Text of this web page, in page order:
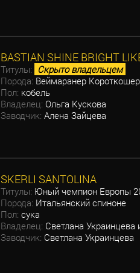
BASTIAN SHINE BRIGHT
Титулы: Скрыто владельцем
Порода: Веймаранер
Пол: кобель
Владелец: Ольга Кускова
Заводчик: Алена Зайцева
SKERLI SANTOLINA
Титулы: Юный чемпион Европы
Порода: Итальянский спиноне
Пол: сука
Владелец: Светлана
Заводчик: Светлана Украинцева